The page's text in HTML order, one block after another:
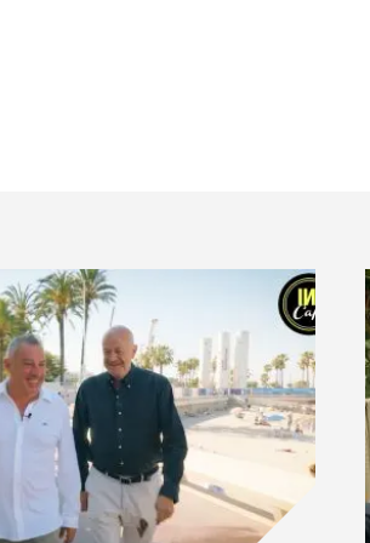
dans les prochaines années, à
Les sociétés y voient
la possibilité de disposer de
de savoir entre les équipes
entreprises considèrent que
leur organisation à travers les
auprès d’un échantillon